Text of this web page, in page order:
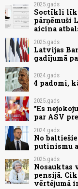
2025.gads
Soctīkli
pārņēmuši
aicina
2025.gads
Latvijas
gadījumā
2024.gads
4 padomi,
2025.gads
"Es
par ASV
2024.gads
No
putinismu
2025.gads
Nosauktas
pensijā.
vērtējumā